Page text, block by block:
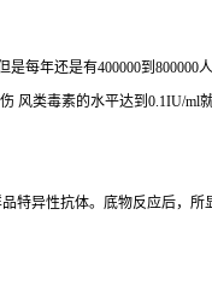
每年还是有400000到
类毒素的水平达到0.1IU/
异性抗体。底物反应后，